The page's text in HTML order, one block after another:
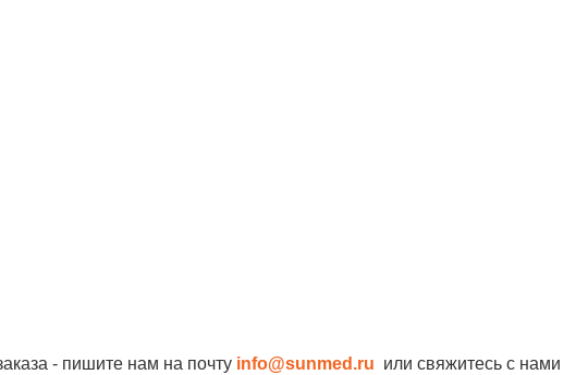
- пишите нам на почту info@sunmed.ru или свяжитесь с нами